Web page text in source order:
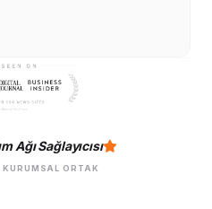
Ağı Sağlayıcısı
KURUMSAL ORTAK